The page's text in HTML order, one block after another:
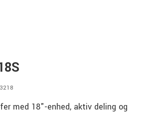
med 18"-enhed, aktiv deling og